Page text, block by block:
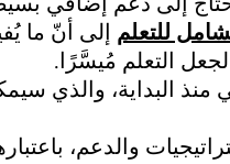
للتعلم إلى أنّ ما
لجعل التعلم مُيسَّرًا.
منذ البداية، والذي
والدعم،